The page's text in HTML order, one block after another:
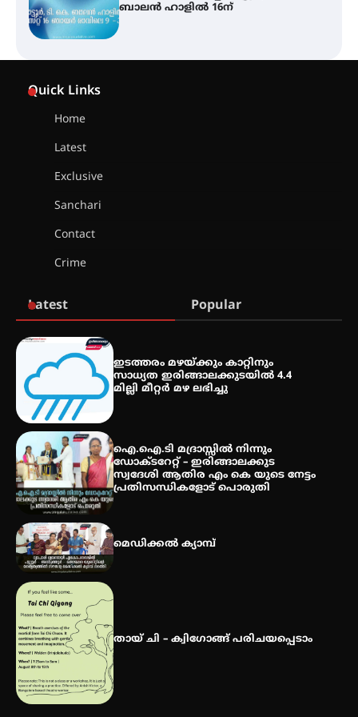
അവധി
എസ് എൻ ഹയർ സെക്കൻഡറി
വിദ്യാർത്ഥികൾ
2026 കവിതാ ചർച്ച കാട്ടൂർ, ടി. കെ.
ബാലൻ ഹാളിൽ 16ന്
Quick Links
Home
Latest
Exclusive
Sanchari
Contact
Crime
Latest Popular
ഇടത്തരം മഴയ്ക്കും കാറ്റിനും
സാധ്യത ഇരിങ്ങാലക്കുടയിൽ 4.4
മില്ലി മീറ്റർ മഴ ലഭിച്ചു
ഐ.ഐ.ടി മദ്രാസ്സിൽ നിന്നും
ഡോക്ടറേറ്റ് – ഇരിങ്ങാലക്കുട
സ്വദേശി ആതിര എം കെ യുടെ നേട്ടം
പ്രതിസന്ധികളോട് പൊരുതി
മെഡിക്കൽ ക്യാമ്പ്
തായ് ചി – ക്വിഗോങ്ങ് പരിചയപ്പെടാം